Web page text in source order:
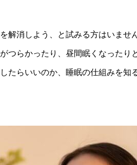
解消しよう、と試みる方はいませ
らかったり、昼間眠くなったり
たらいいのか、睡眠の仕組みを知